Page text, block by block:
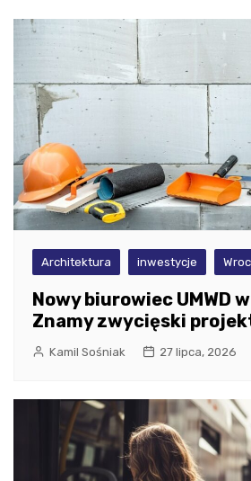
Architektura inwestycje
Nowy biurowiec UMWD
Znamy zwycięski
Kamil Sośniak 27 lipca, 2026